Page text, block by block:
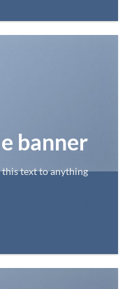
banner
this text to anything